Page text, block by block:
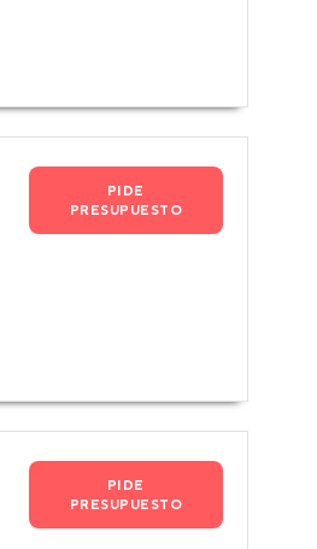
PIDE
PRESUPUESTO
PIDE
PRESUPUESTO